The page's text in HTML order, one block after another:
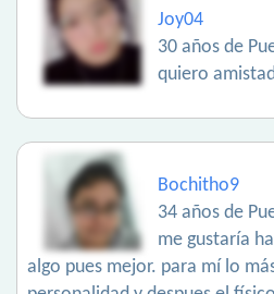
Joy04
30 años de
quiero
Bochitho9
34 años de
me gustaría
algo pues mejor. para mí lo